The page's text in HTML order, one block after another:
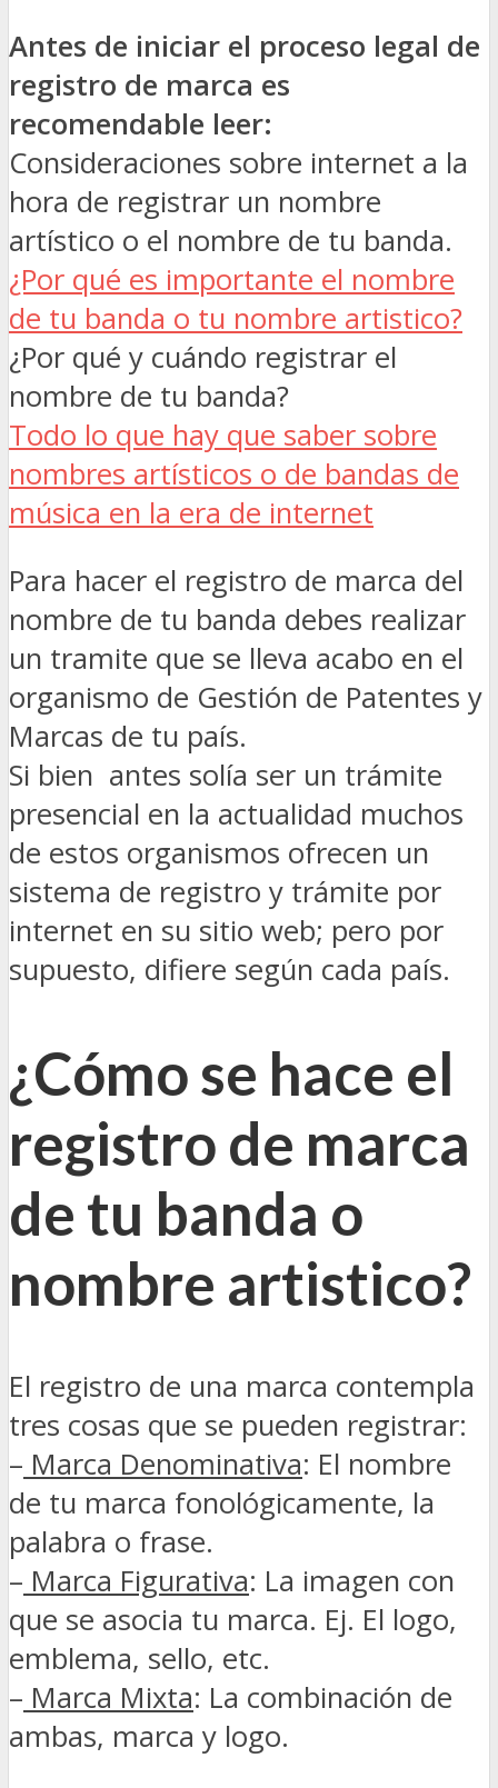
Antes de iniciar el proceso legal de
registro de marca es
recomendable leer:
Consideraciones sobre internet a la
hora de registrar un nombre
artístico o el nombre de tu banda.
¿Por qué es importante el nombre
de tu banda o tu nombre artistico?
¿Por qué y cuándo registrar el
nombre de tu banda?
Todo lo que hay que saber sobre
nombres artísticos o de bandas de
música en la era de internet
Para hacer el registro de marca del
nombre de tu banda debes realizar
un tramite que se lleva acabo en el
organismo de Gestión de Patentes y
Marcas de tu país.
Si bien antes solía ser un trámite
presencial en la actualidad muchos
de estos organismos ofrecen un
sistema de registro y trámite por
internet en su sitio web; pero por
supuesto, difiere según cada país.
¿Cómo se hace el
registro de marca
de tu banda o
nombre artistico?
El registro de una marca contempla
tres cosas que se pueden registrar:
– Marca Denominativa: El nombre
de tu marca fonológicamente, la
palabra o frase.
– Marca Figurativa: La imagen con
que se asocia tu marca. Ej. El logo,
emblema, sello, etc.
– Marca Mixta: La combinación de
ambas, marca y logo.